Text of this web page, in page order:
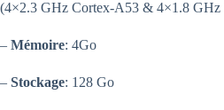
(4×2.3 GHz Cortex-A53 & 4×1.8 GHz
– Mémoire: 4Go
– Stockage: 128 Go